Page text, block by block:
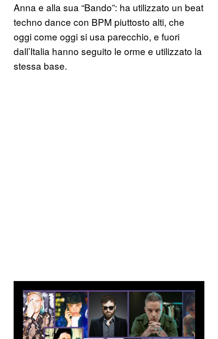
Anna e alla sua “Bando”: ha utilizzato un beat
techno dance con BPM piuttosto alti, che
oggi come oggi si usa parecchio, e fuori
dall’Italia hanno seguito le orme e utilizzato la
stessa base.